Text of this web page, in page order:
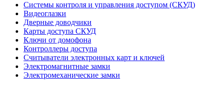
Системы контроля и управления доступом (СКУД)
Видеоглазки
Дверные доводчики
Карты доступа СКУД
Ключи от домофона
Контроллеры доступа
Считыватели электронных карт и ключей
Электромагнитные замки
Электромеханические замки